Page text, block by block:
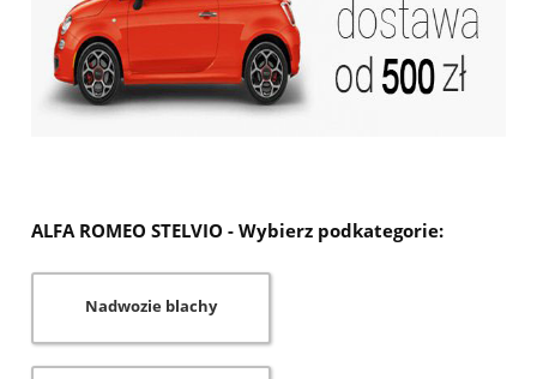
ALFA ROMEO STELVIO - Wybierz podkategorie:
Nadwozie blachy